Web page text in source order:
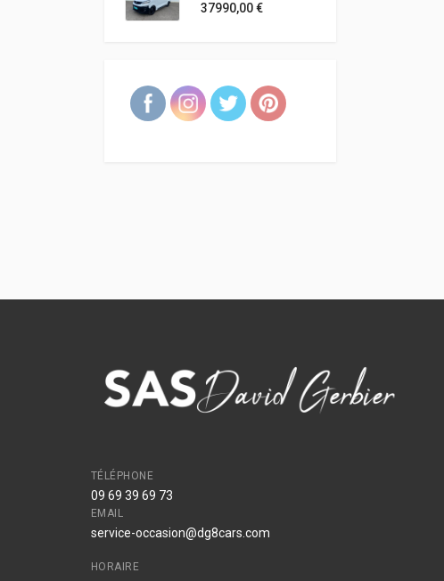
37990,00€
TÉLÉPHONE
09 69 39 69 73
EMAIL
service-occasion@dg8cars.com
HORAIRE